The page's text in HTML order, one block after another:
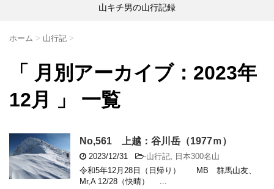
山キチ男の山行記録
ホーム > 山行記 >
「 月別アーカイブ：2023年
12月 」 一覧
No,561 上越：谷川岳（1977ｍ）
2023/12/31 -山行記
日本300名山
令和5年12月28日（日帰り） MB 群馬山友、
Mr,A 12/28（快晴） ...